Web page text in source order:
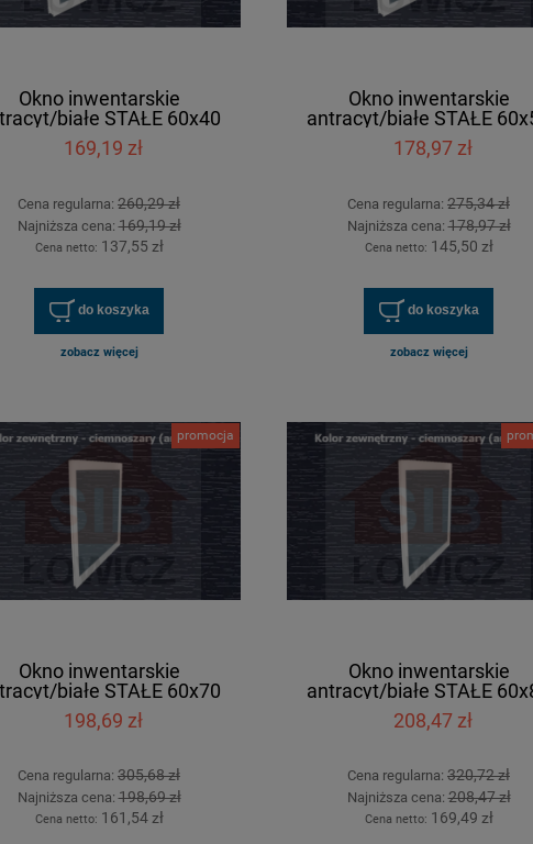
Okno inwentarskie
białe STAŁE 60x40
[cm]
169,19 zł
Cena regularna: 260,29 zł
Najniższa cena:169,19 zł
Cena netto: 137,55 zł
do koszyka
zobacz więcej
Okno inwentarskie
antracyt/białe STAŁE
[cm]
178,97 zł
Cena regularna: 275,34 zł
Najniższa cena:178,97 zł
Cena netto: 145,50 zł
do koszyka
zobacz więcej
Okno inwentarskie
białe STAŁE 60x70
[cm]
198,69 zł
Cena regularna: 305,68 zł
Najniższa cena:198,69 zł
Cena netto: 161,54 zł
promocja
Okno inwentarskie
antracyt/białe STAŁE
[cm]
208,47 zł
Cena regularna: 320,72 zł
Najniższa cena:208,47 zł
Cena netto: 169,49 zł